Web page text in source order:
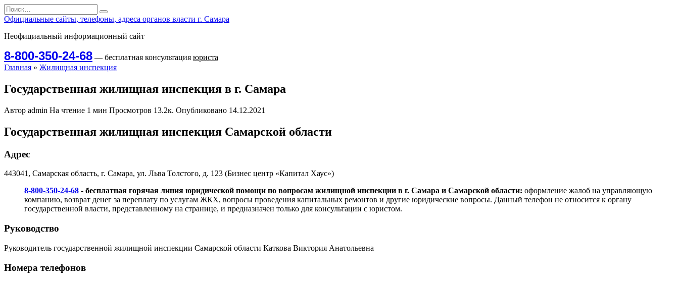
Перейти
к
содержанию
Search
for:
Официальные сайты, телефоны, адреса органов власти г. Самара
Неофициальный информационный сайт
8-800-350-24-68 — бесплатная консультация юриста
Главная » Жилищная инспекция
Государственная жилищная инспекция в г. Самара
Автор admin На чтение 1 мин Просмотров 13.2к. Опубликовано 14.12.2021
Государственная жилищная инспекция Самарской области
Адрес
443041, Самарская область, г. Самара, ул. Льва Толстого, д. 123 (Бизнес центр «Капитал Хаус»)
8-800-350-24-68 - бесплатная горячая линия юридической помощи по вопросам жилищной инспекции в г. Самара и Самарской области: оформление жалоб на управляющую
компанию, возврат денег за переплату по услугам ЖКХ, вопросы проведения капитальных ремонтов и другие юридические вопросы. Данный телефон не относится к органу
государственной власти, представленному на странице, и предназначен только для консультации с юристом.
Руководство
Руководитель государственной жилищной инспекции Самарской области Каткова Виктория Анатольевна
Номера телефонов